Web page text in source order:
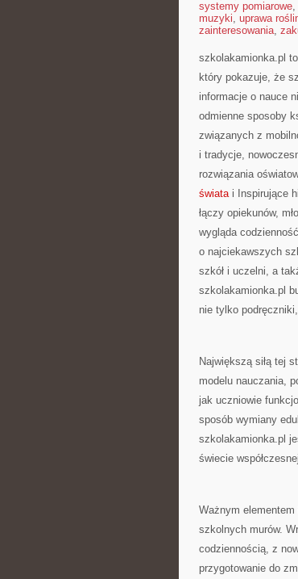
systemy pomiarowe,
muzyki, uprawa
zainteresowania,
szkolakamionka.pl
który pokazuje, że
informacje o nauce
odmienne sposoby
związanych z
i tradycje,
rozwiązania
światai Inspirujące
łączy opiekunów,
wygląda
o najciekawszych
szkół i uczelni, a
szkolakamionka.pl
nie tylko
Największą siłą tej
modelu nauczania,
jak uczniowie
sposób wymiany
szkolakamionka.pl
świecie
Ważnym
szkolnych murów.
codziennością, z
przygotowanie do